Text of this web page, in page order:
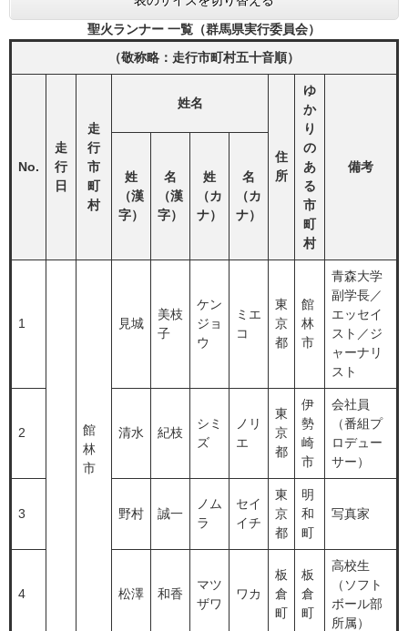
聖火ランナー 一覧（群馬県実行委員会）
（敬称略：走行市町村五十音順）
No.
走
行
日
走
行
市
町
村
姓名
住
所
ゆ
か
り
の
あ
る
市
町
村
備考
姓
（漢
字）
名
（漢
字）
姓
（カ
ナ）
名
（カ
ナ）
1
館
林
市
見城
美枝
子
ケン
ジョ
ウ
ミエ
コ
東
京
都
館
林
市
青森大学
副学長／
エッセイ
スト／ジ
ャーナリ
スト
2 清水 紀枝
シミ
ズ
ノリ
エ
東
京
都
伊
勢
崎
市
会社員
（番組プ
ロデュー
サー）
3 野村 誠一
ノム
ラ
セイ
イチ
東
京
都
明
和
町
写真家
4 松澤 和香
マツ
ザワ
ワカ
板
倉
町
板
倉
町
高校生
（ソフト
ボール部
所属）